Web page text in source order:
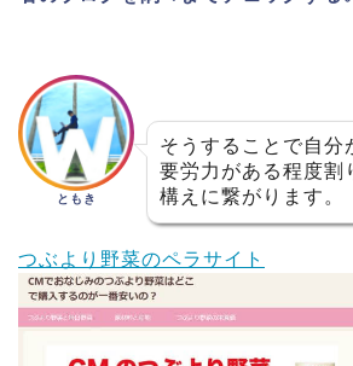
ともき
そうすることで自分
要労力がある程度割
構えに繋がります。
つぶより野菜のペラサイト